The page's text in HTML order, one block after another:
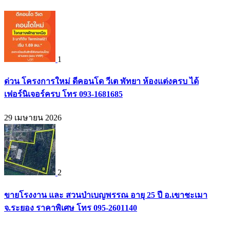
1
ด่วน โครงการใหม่ ดีคอนโด วีเต พัทยา ห้องแต่งครบ ได้
เฟอร์นิเจอร์ครบ โทร 093-1681685
29 เมษายน 2026
2
ขายโรงงาน และ สวนป่าเบญพรรณ อายุ 25 ปี อ.เขาชะเมา
จ.ระยอง ราคาพิเศษ โทร 095-2601140